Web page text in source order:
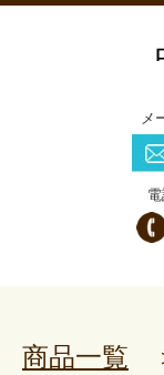
メ
商品一覧